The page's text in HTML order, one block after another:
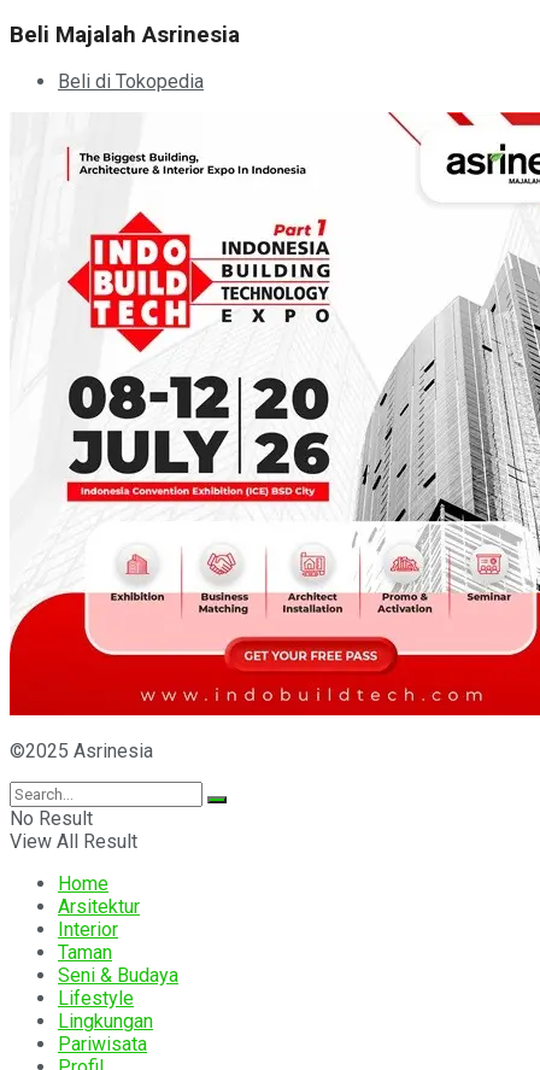
Beli Majalah Asrinesia
Beli di Tokopedia
©2025 Asrinesia
No Result
View All Result
Home
Arsitektur
Interior
Taman
Seni & Budaya
Lifestyle
Lingkungan
Pariwisata